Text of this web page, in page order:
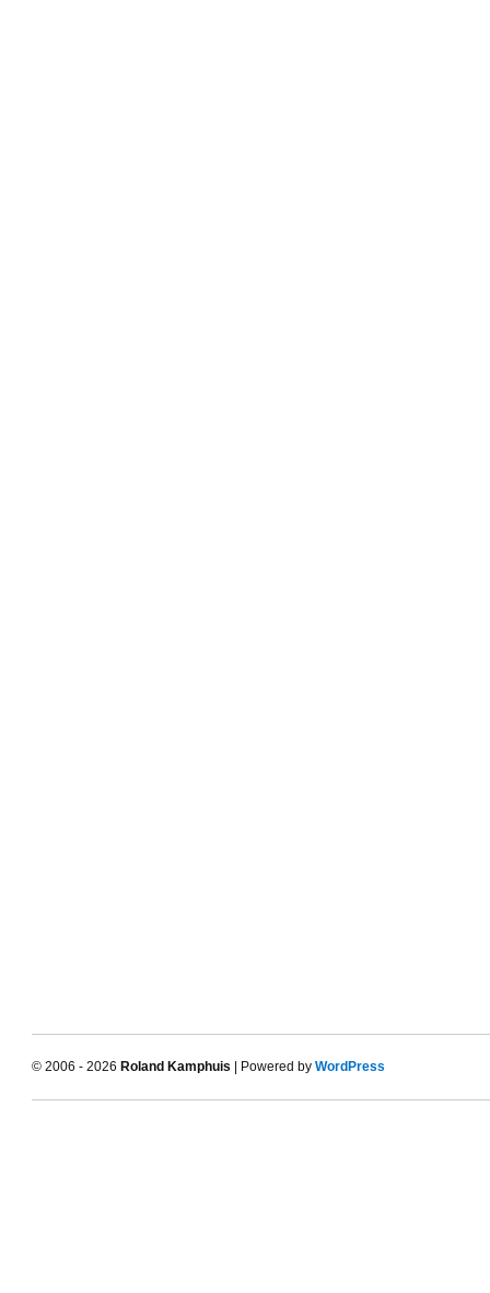
© 2006 - 2026 Roland Kamphuis | Powered by WordPress